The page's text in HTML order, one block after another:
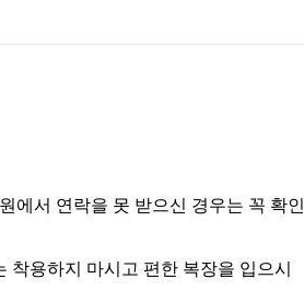
에서 연락을 못 받으신 경우는 꼭 확인
용하지 마시고 편한 복장을 입으시